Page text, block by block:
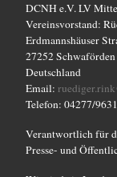
DCNH e.V. LV Mitte
Vereinsvorstand:
Erdmannshäuser
27252 Schwaförden
Deutschland
Email:
Telefon: 04277/
Verantwortlich für
Presse- und